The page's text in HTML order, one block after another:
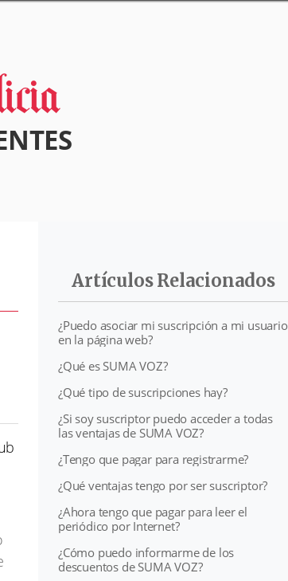
Artículos Relacionados
¿Puedo asociar mi suscripción a mi usuario
en la página web?
¿Qué es SUMA VOZ?
¿Qué tipo de suscripciones hay?
¿Si soy suscriptor puedo acceder a todas
las ventajas de SUMA VOZ?
¿Tengo que pagar para registrarme?
¿Qué ventajas tengo por ser suscriptor?
¿Ahora tengo que pagar para leer el
periódico por Internet?
¿Cómo puedo informarme de los
descuentos de SUMA VOZ?